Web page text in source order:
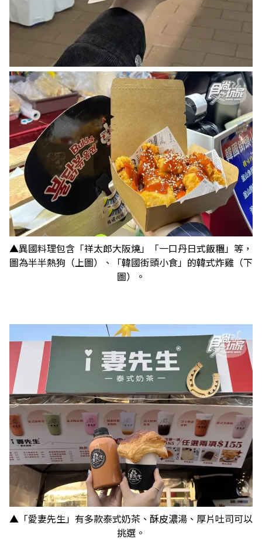
▲異國料理包含「祥太郎大阪燒」「一口丹日式飯糰」等，
圖為半半熱狗（上圖）、「韓國街頭小食」的韓式炸雞（下
圖）。
▲「愛妻先生」有多款泰式奶茶、酥皮濃湯、厚片吐司可以
挑選。